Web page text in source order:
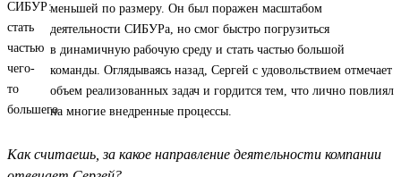
меньшей по размеру. Он был поражен масштабом
деятельности СИБУРа, но смог быстро погрузиться
в динамичную рабочую среду и стать частью большой
команды. Оглядываясь назад, Сергей с удовольствием отмечает
объем реализованных задач и гордится тем, что лично повлиял
на многие внедренные процессы.
Как считаешь, за какое направление деятельности компании